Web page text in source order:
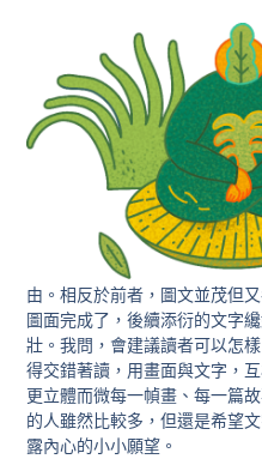
由。相反於前者，圖文並茂但
圖面完成了，後續添衍的文字
壯。我問，會建議讀者可以怎
得交錯著讀，用畫面與文字，
更立體而微每一幀畫、每一篇
的人雖然比較多，但還是希望
露內心的小小願望。